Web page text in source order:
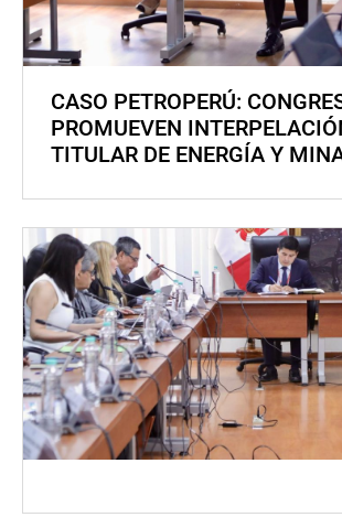
CASO PETROPERÚ:
PROMUEVEN
TITULAR DE ENERGÍA Y